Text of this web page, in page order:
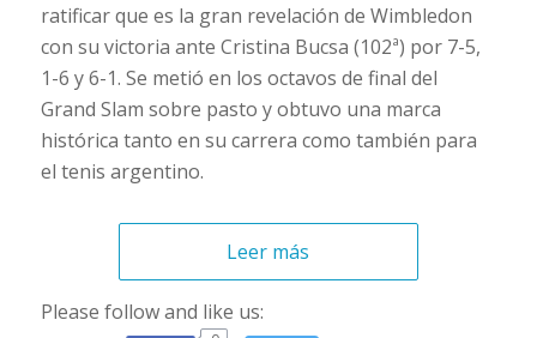
ratificar que es la gran revelación de Wimbledon
con su victoria ante Cristina Bucsa (102ª) por 7-5,
1-6 y 6-1. Se metió en los octavos de final del
Grand Slam sobre pasto y obtuvo una marca
histórica tanto en su carrera como también para
el tenis argentino.
Leer más
Please follow and like us: